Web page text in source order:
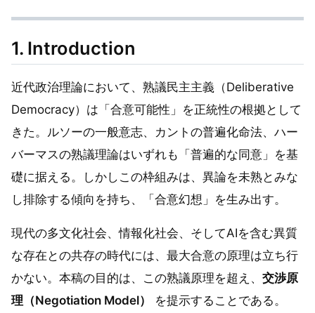
1. Introduction
近代政治理論において、熟議民主主義（Deliberative
Democracy）は「合意可能性」を正統性の根拠として
きた。ルソーの一般意志、カントの普遍化命法、ハー
バーマスの熟議理論はいずれも「普遍的な同意」を基
礎に据える。しかしこの枠組みは、異論を未熟とみな
し排除する傾向を持ち、「合意幻想」を生み出す。
現代の多文化社会、情報化社会、そしてAIを含む異質
な存在との共存の時代には、最大合意の原理は立ち行
かない。本稿の目的は、この熟議原理を超え、 交渉原
理（Negotiation Model）
を提示することである。